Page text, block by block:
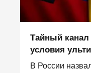
Тайный
условия
В России